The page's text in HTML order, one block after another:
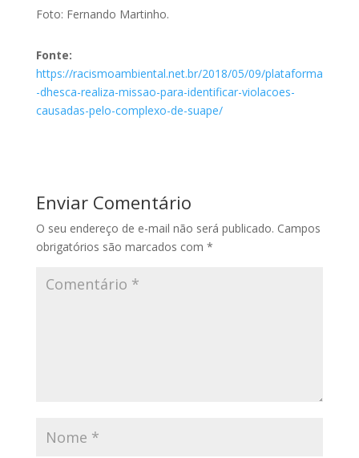
Foto: Fernando Martinho.
Fonte:
https://racismoambiental.net.br/2018/05/09/plataforma
-dhesca-realiza-missao-para-identificar-violacoes-
causadas-pelo-complexo-de-suape/
Enviar Comentário
O seu endereço de e-mail não será publicado. Campos
obrigatórios são marcados com *